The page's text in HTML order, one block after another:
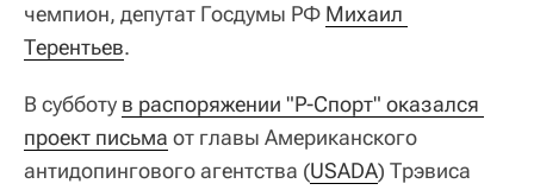
чемпион, депутат Госдумы РФ Михаил
Терентьев.
В субботу в распоряжении "Р-Спорт" оказался
проект письма от главы Американского
антидопингового агентства (USADA) Трэвиса